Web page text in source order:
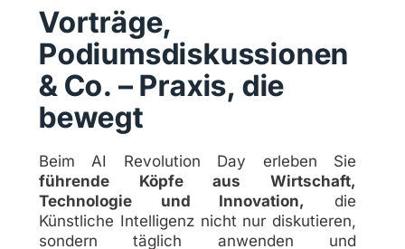
Vorträge,
Podiumsdiskussionen
& Co. – Praxis, die
bewegt
Beim AI Revolution Day erleben Sie
führende Köpfe aus Wirtschaft,
Technologie und Innovation,
die
Künstliche Intelligenz nicht nur diskutieren,
sondern täglich anwenden und